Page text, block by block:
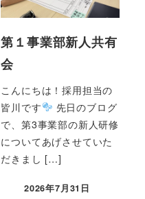
第１事業部新人共有
会
こんにちは！採用担当の
皆川です
先日のブログ
で、第3事業部の新人研修
についてあげさせていた
だきまし […]
2026年7月31日